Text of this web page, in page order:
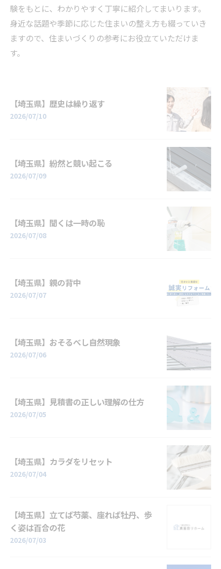
験をもとに、わかりやすく丁寧に紹介してまいります。
身近な話題や季節に応じた住まいの整え方も綴っていき
ますので、住まいづくりの参考にお役立ていただけま
す。
【埼玉県】歴史は繰り返す
2026/07/10
【埼玉県】紛然と競い起こる
2026/07/09
【埼玉県】聞くは一時の恥
2026/07/08
【埼玉県】親の背中
2026/07/07
【埼玉県】おそるべし自然現象
2026/07/06
【埼玉県】見積書の正しい理解の仕方
2026/07/05
【埼玉県】カラダをリセット
2026/07/04
【埼玉県】立てば芍薬、座れば牡丹、歩
く姿は百合の花
2026/07/03